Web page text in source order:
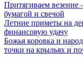
Притягиваем везение
бумагой и свечой
Летние приметы на
финансовую удачу
Божья коровка и
точки на крыльях и